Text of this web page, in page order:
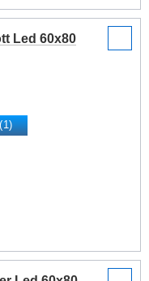
Led 60x80